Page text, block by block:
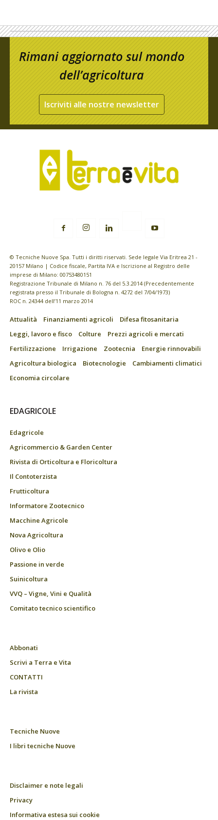
Rimani aggiornato sul mondo
dell’agricoltura
Iscriviti alle nostre newsletter
© Tecniche Nuove Spa. Tutti i diritti riservati. Sede legale Via Eritrea 21 -
20157 Milano | Codice fiscale, Partita IVA e Iscrizione al Registro delle
imprese di Milano: 00753480151
Registrazione Tribunale di Milano n. 76 del 5.3.2014 (Precedentemente
registrata presso il Tribunale di Bologna n. 4272 del 7/04/1973)
ROC n. 24344 dell’11 marzo 2014
Attualità Finanziamenti agricoli
Difesa fitosanitaria
Leggi, lavoro e fisco
Colture
Prezzi agricoli e mercati
Fertilizzazione
Irrigazione Zootecnia
Energie rinnovabili
Agricoltura biologica
Biotecnologie
Cambiamenti climatici
Economia circolare
EDAGRICOLE
Edagricole
Agricommercio & Garden Center
Rivista di Orticoltura e Floricoltura
Il Contoterzista
Frutticoltura
Informatore Zootecnico
Macchine Agricole
Nova Agricoltura
Olivo e Olio
Passione in verde
Suinicoltura
VVQ – Vigne, Vini e Qualità
Comitato tecnico scientifico
Abbonati
Scrivi a Terra e Vita
CONTATTI
La rivista
Tecniche Nuove
I libri tecniche Nuove
Disclaimer e note legali
Privacy
Informativa estesa sui cookie